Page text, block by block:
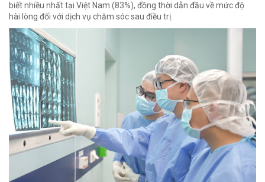
biết nhiều nhất tại Việt Nam (83%), đồng thời dẫn đầu về mức độ
hài lòng đối với dịch vụ chăm sóc sau điều trị.